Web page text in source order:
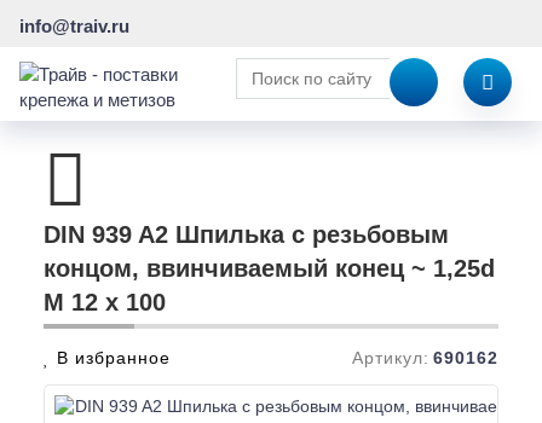
info@traiv.ru
DIN 939 A2 Шпилька с резьбовым
концом, ввинчиваемый конец ~ 1,25d
M 12 x 100
В избранное Артикул: 690162